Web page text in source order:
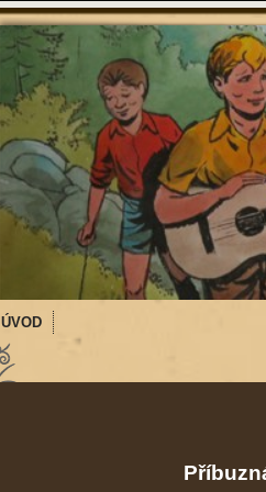
ÚVOD